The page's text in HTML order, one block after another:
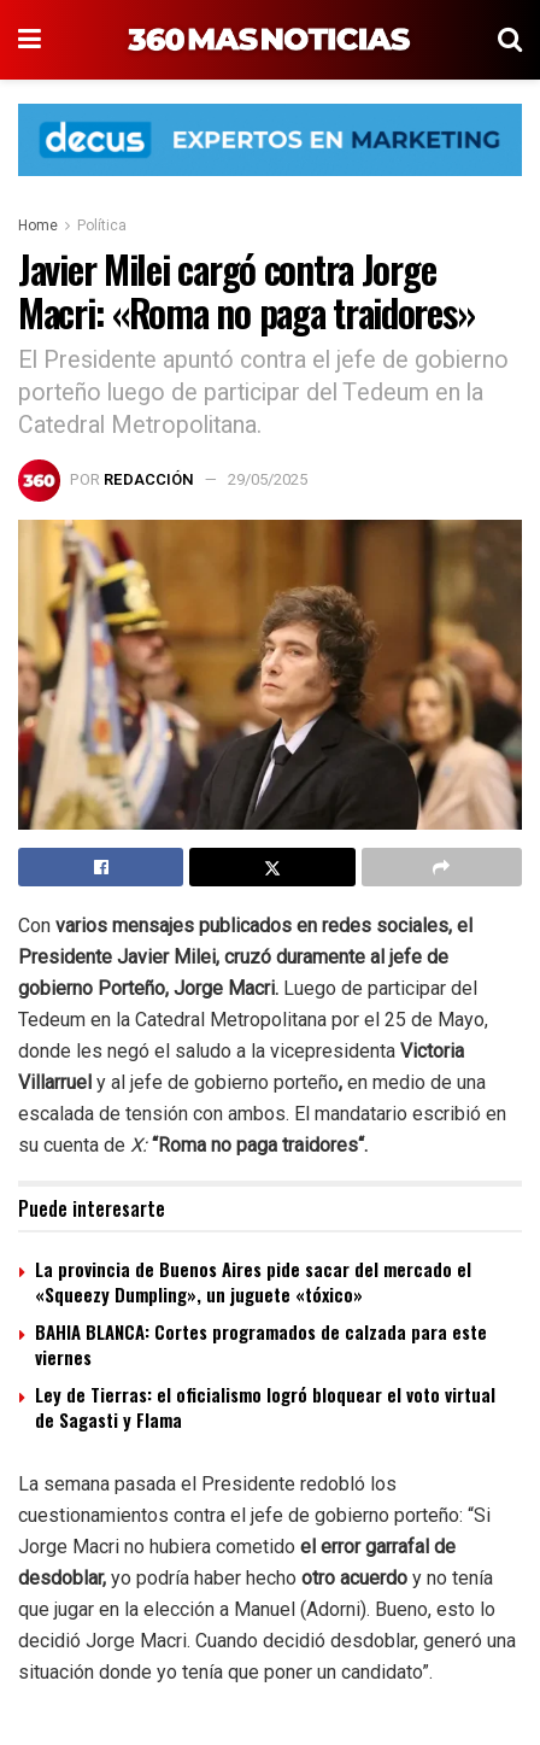
Home Política
Javier Milei cargó contra Jorge
Macri: «Roma no paga traidores»
El Presidente apuntó contra el jefe de gobierno
porteño luego de participar del Tedeum en la
Catedral Metropolitana.
POR REDACCIÓN 29/05/2025
Con varios mensajes publicados en redes sociales, el
Presidente Javier Milei, cruzó duramente al jefe de
gobierno Porteño, Jorge Macri. Luego de participar del
Tedeum en la Catedral Metropolitana por el 25 de Mayo,
donde les negó el saludo a la vicepresidenta Victoria
Villarruel y al jefe de gobierno porteño, en medio de una
escalada de tensión con ambos. El mandatario escribió en
su cuenta de X: “Roma no paga traidores“.
Puede interesarte
La provincia de Buenos Aires pide sacar del mercado el
«Squeezy Dumpling», un juguete «tóxico»
BAHIA BLANCA: Cortes programados de calzada para este
viernes
Ley de Tierras: el oficialismo logró bloquear el voto virtual
de Sagasti y Flama
La semana pasada el Presidente redobló los
cuestionamientos contra el jefe de gobierno porteño: “Si
Jorge Macri no hubiera cometido el error garrafal de
desdoblar, yo podría haber hecho otro acuerdo y no tenía
que jugar en la elección a Manuel (Adorni). Bueno, esto lo
decidió Jorge Macri. Cuando decidió desdoblar, generó una
situación donde yo tenía que poner un candidato”.